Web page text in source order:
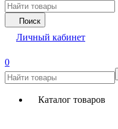
Поиск
Личный кабинет
0
Каталог товаров